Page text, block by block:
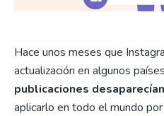
Hace unos meses que
actualización en algunos
publicaciones desaparecían
aplicarlo en todo el mundo